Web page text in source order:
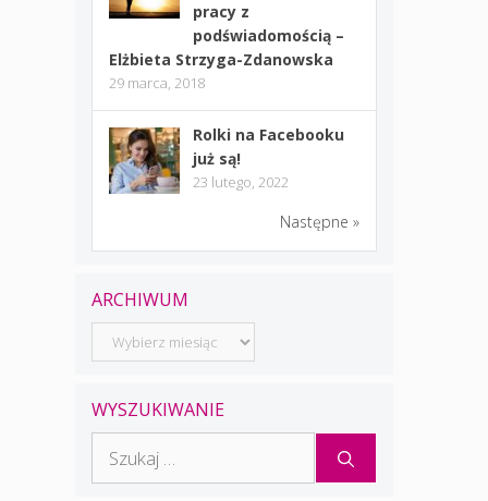
pracy z
podświadomością –
Elżbieta Strzyga-Zdanowska
29 marca, 2018
Rolki na Facebooku
już są!
23 lutego, 2022
Następne »
ARCHIWUM
Archiwum
WYSZUKIWANIE